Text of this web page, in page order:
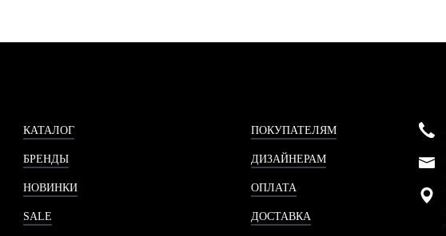
КАТАЛОГ
БРЕНДЫ
НОВИНКИ
SALE
ПОКУПАТЕЛЯМ
ДИЗАЙНЕРАМ
ОПЛАТА
ДОСТАВКА